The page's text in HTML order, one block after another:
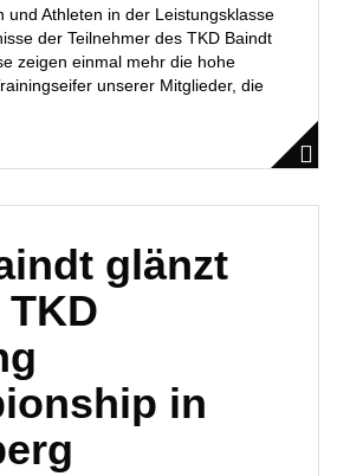
und Athleten in der Leistungsklasse
der Teilnehmer des TKD Baindt
zeigen einmal mehr die hohe
unserer Mitglieder, die
glänzt
in